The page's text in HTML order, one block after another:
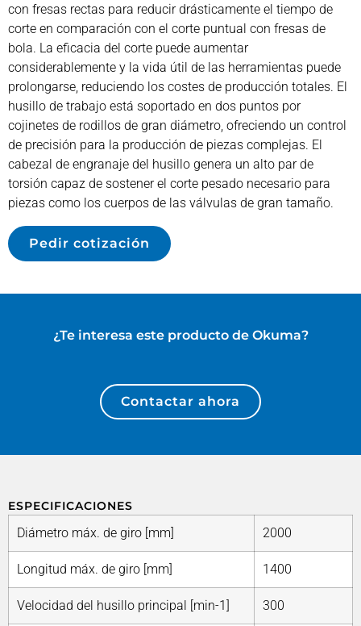
con fresas rectas para reducir drásticamente el tiempo de
corte en comparación con el corte puntual con fresas de
bola. La eficacia del corte puede aumentar
considerablemente y la vida útil de las herramientas puede
prolongarse, reduciendo los costes de producción totales. El
husillo de trabajo está soportado en dos puntos por
cojinetes de rodillos de gran diámetro, ofreciendo un control
de precisión para la producción de piezas complejas. El
cabezal de engranaje del husillo genera un alto par de
torsión capaz de sostener el corte pesado necesario para
piezas como los cuerpos de las válvulas de gran tamaño.
Pedir cotización
¿Te interesa este producto de Okuma?
Contactar ahora
ESPECIFICACIONES
Diámetro máx. de giro [mm] 2000
Longitud máx. de giro [mm] 1400
Velocidad del husillo principal [min-1] 300